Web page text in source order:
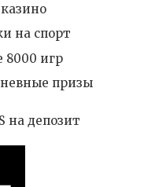
на спорт
8000 игр
призы
на депозит